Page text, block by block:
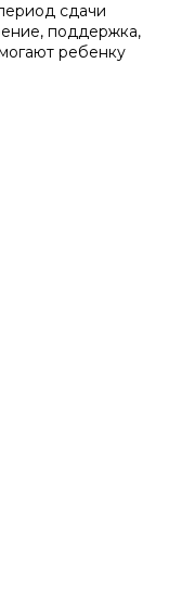
сдачи
поддержка,
ребенку